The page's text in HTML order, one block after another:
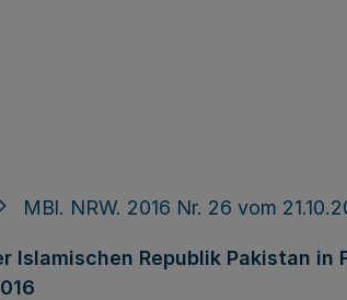
MBl. NRW. 2016 Nr. 26 vom
Republik Pakistan